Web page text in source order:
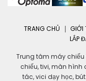
TRANG CHỦ GIỚI
LẮP
Trung tâm máy
chiếu, tivi, màn
tác, vici dạy học,